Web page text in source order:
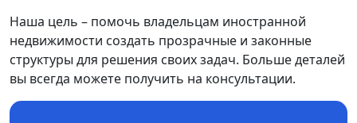
Наша цель – помочь владельцам иностранной
недвижимости создать прозрачные и законные
структуры для решения своих задач. Больше деталей
вы всегда можете получить на консультации.